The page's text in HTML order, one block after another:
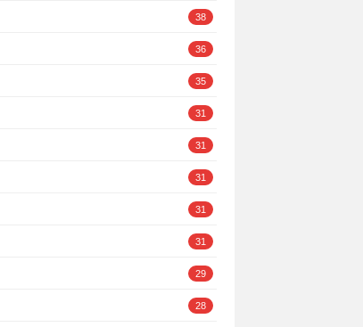
38
36
35
31
31
31
31
31
29
28